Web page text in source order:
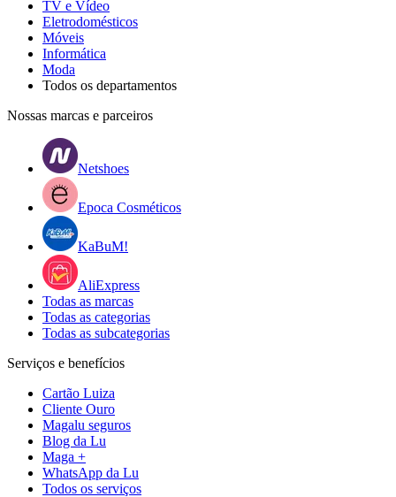
TV e Vídeo
Eletrodomésticos
Móveis
Informática
Moda
Todos os departamentos
Nossas marcas e parceiros
Netshoes
Epoca Cosméticos
KaBuM!
AliExpress
Todas as marcas
Todas as categorias
Todas as subcategorias
Serviços e benefícios
Cartão Luiza
Cliente Ouro
Magalu seguros
Blog da Lu
Maga +
WhatsApp da Lu
Todos os serviços